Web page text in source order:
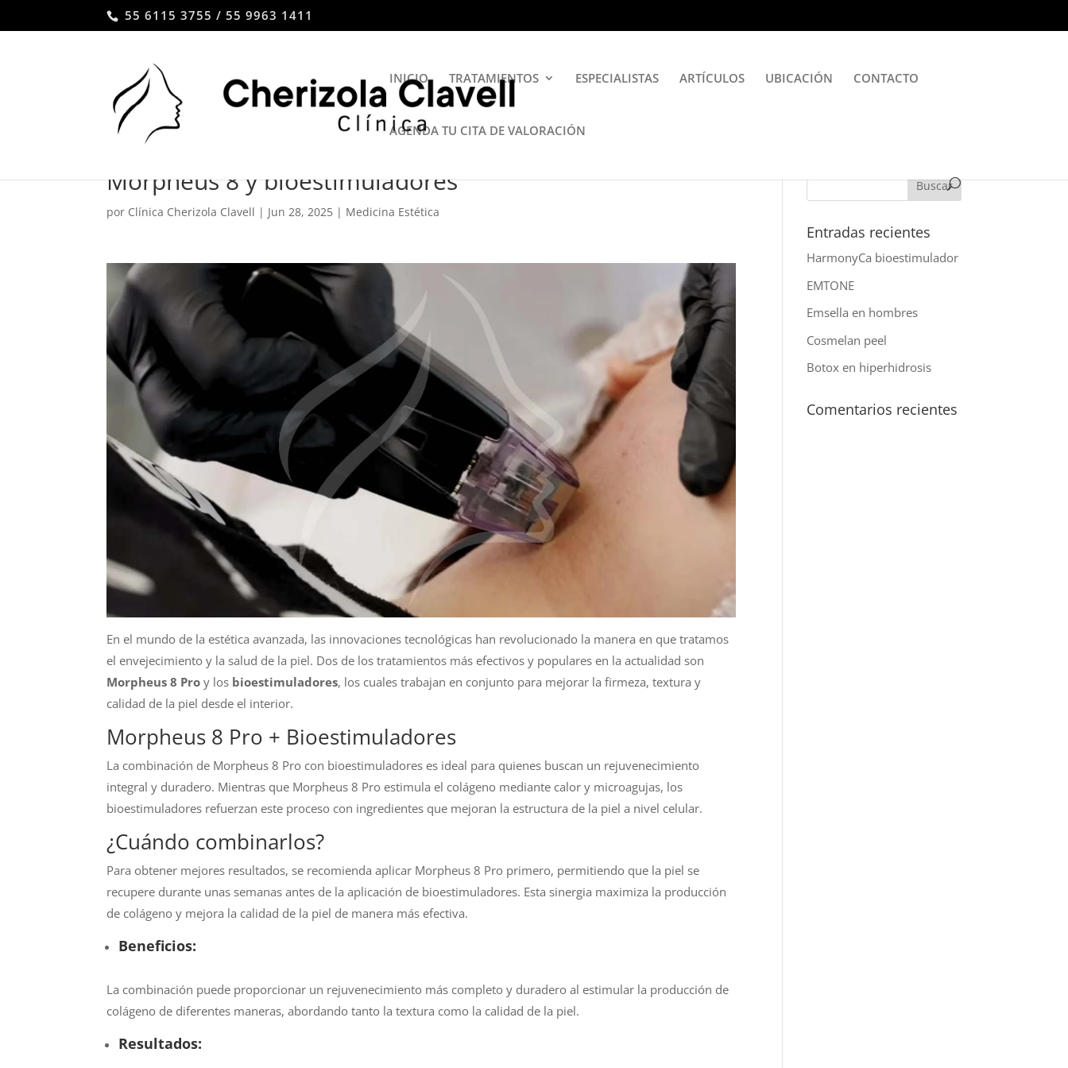
55 6115 3755 / 55 9963 1411
INICIO TRATAMIENTOS ESPECIALISTAS ARTÍCULOS UBICACIÓN CONTACTO
AGENDA TU CITA DE VALORACIÓN
Morpheus 8 y bioestimuladores
por Clínica Cherizola Clavell | Jun 28, 2025 | Medicina Estética
En el mundo de la estética avanzada, las innovaciones tecnológicas han revolucionado la manera en que tratamos
el envejecimiento y la salud de la piel. Dos de los tratamientos más efectivos y populares en la actualidad son
Morpheus 8 Pro y los bioestimuladores, los cuales trabajan en conjunto para mejorar la firmeza, textura y
calidad de la piel desde el interior.
Morpheus 8 Pro + Bioestimuladores
La combinación de Morpheus 8 Pro con bioestimuladores es ideal para quienes buscan un rejuvenecimiento
integral y duradero. Mientras que Morpheus 8 Pro estimula el colágeno mediante calor y microagujas, los
bioestimuladores refuerzan este proceso con ingredientes que mejoran la estructura de la piel a nivel celular.
¿Cuándo combinarlos?
Para obtener mejores resultados, se recomienda aplicar Morpheus 8 Pro primero, permitiendo que la piel se
recupere durante unas semanas antes de la aplicación de bioestimuladores. Esta sinergia maximiza la producción
de colágeno y mejora la calidad de la piel de manera más efectiva.
Beneficios:
La combinación puede proporcionar un rejuvenecimiento más completo y duradero al estimular la producción de
colágeno de diferentes maneras, abordando tanto la textura como la calidad de la piel.
Resultados:
Entradas recientes
HarmonyCa bioestimulador
EMTONE
Emsella en hombres
Cosmelan peel
Botox en hiperhidrosis
Comentarios recientes